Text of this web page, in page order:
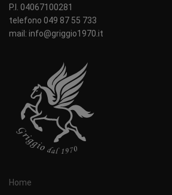
P.I. 04067100281
telefono 049 87 55 733
mail: info@griggio1970.it
Home